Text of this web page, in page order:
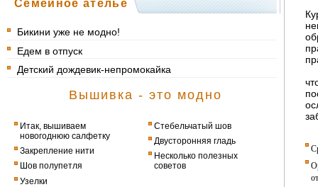
Семейное ателье
Бикини уже не модно!
Едем в отпуск
Детский дождевик-непромокайка
Вышивка - это модно
Итак, вышиваем
новогоднюю салфетку
Закрепление нити
Шов полупетля
Узелки
Стебельчатый шов
Двусторонняя гладь
Несколько полезных
советов